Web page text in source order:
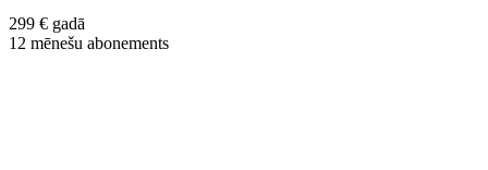
299 € gadā
12 mēnešu abonements